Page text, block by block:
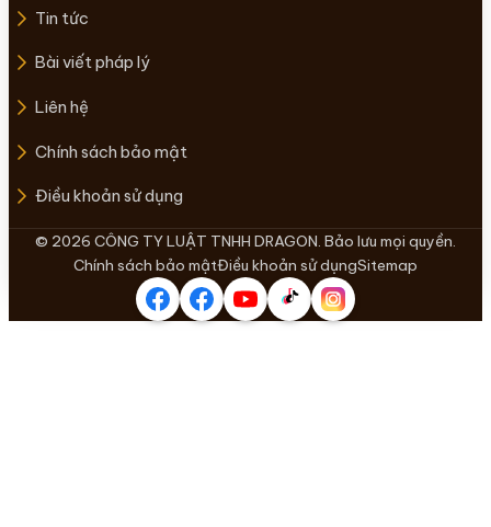
Tin tức
Bài viết pháp lý
Liên hệ
Chính sách bảo mật
Điều khoản sử dụng
© 2026 CÔNG TY LUẬT TNHH DRAGON. Bảo lưu mọi quyền.
Chính sách bảo mậtĐiều khoản sử dụngSitemap